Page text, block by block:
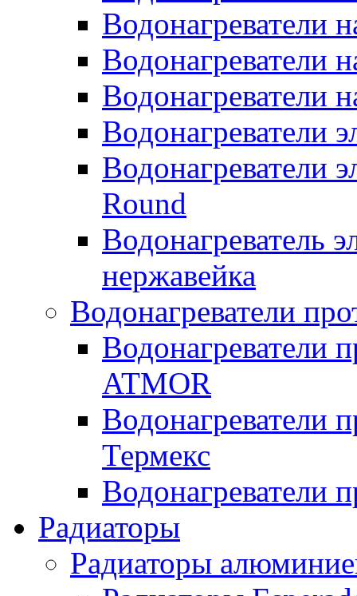
Водонагреватели
Водонагреватели
Водонагреватели
Водонагреватели
Водонагреватели
Round
Водонагреватель
нержавейка
Водонагреватели
Водонагреватели
ATMOR
Водонагреватели
Термекс
Водонагреватели
Радиаторы
Радиаторы